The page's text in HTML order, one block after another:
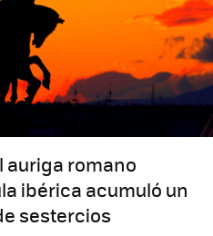
auriga romano
ibérica acumuló un
sestercios